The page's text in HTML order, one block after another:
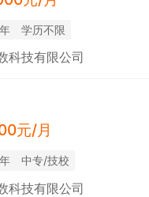
学历不限
科技有限公司
元/月
中专/技校
科技有限公司